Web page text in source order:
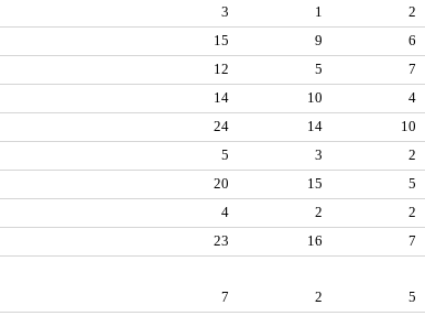
3 1 2
15 9 6
12 5 7
14 10 4
24 14 10
5 3 2
20 15 5
4 2 2
23 16 7
7 2 5